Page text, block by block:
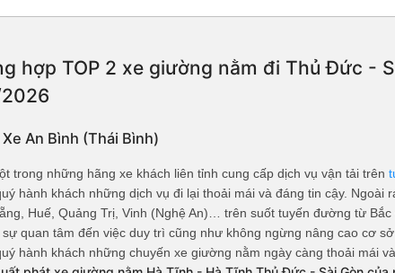
hợp TOP 2 xe giường nằm đi Thủ Đức -
Xe An Bình (Thái Bình)
trong những hãng xe khách liên tỉnh cung cấp dịch vụ vận tải trên
hành khách những dịch vụ đi lại thoải mái và đáng tin cậy.
Huế, Quảng Trị, Vinh (Nghệ An)… trên suốt tuyến đường từ
quan tâm đến việc duy trì cũng như không ngừng nâng cao cơ
hành khách những chuyến xe giường nằm ngày càng thoải mái